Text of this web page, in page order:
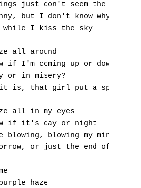
just don't seem the same
but I don't know why
while I kiss the sky
all around
if I'm coming up or down
or in misery?
it is, that girl put a spell on
all in my eyes
if it's day or night
blowing, blowing my mind
or just the end of time?
haze